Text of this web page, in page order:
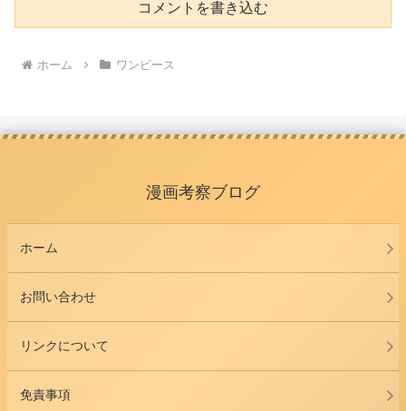
コメントを書き込む
ホーム ワンピース
漫画考察ブログ
ホーム
お問い合わせ
リンクについて
免責事項